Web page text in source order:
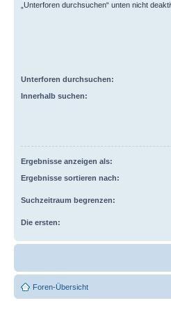
„Unterforen durchsuchen“ unten nicht
Unterforen durchsuchen:
Innerhalb suchen:
Ergebnisse anzeigen als:
Ergebnisse sortieren nach:
Suchzeitraum begrenzen:
Die ersten:
Foren-Übersicht